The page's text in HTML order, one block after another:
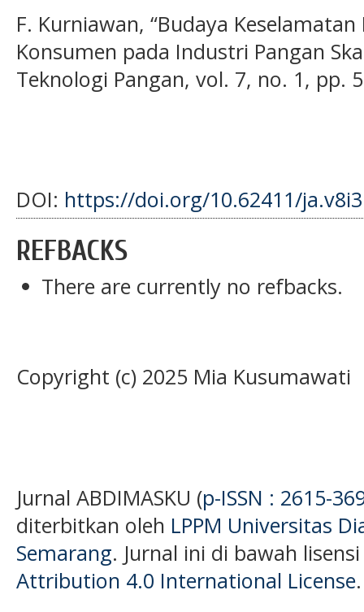
F. Kurniawan, “Budaya
Konsumen pada Industri Pangan
Teknologi Pangan, vol. 7, no. 1, pp.
DOI: https://doi.org/10.62411/
REFBACKS
There are currently no refbacks.
Copyright (c) 2025 Mia Kusumawati
Jurnal ABDIMASKU (p-ISSN : 2615-
diterbitkan oleh LPPM Universitas
Semarang. Jurnal ini di bawah
Attribution 4.0 International License.